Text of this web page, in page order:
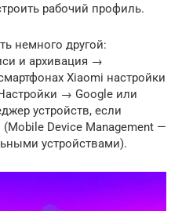
рабочий профиль.
немного другой:
и архивация →
Xiaomi настройки
→ Google или
устройств, если
Device Management —
устройствами).